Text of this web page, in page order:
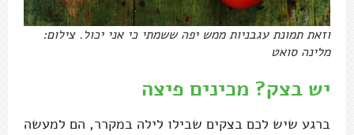
וזאת תמונת עגבניות ממש יפה ששמתי כי אני יכול. צילום:
מלינה סואט
יש בצק? מכינים פיצה
ברגע שיש לכם בצקים שבילו לילה במקרר, הם למעשה